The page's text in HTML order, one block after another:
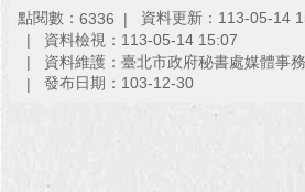
點閱數： 6336
資料更新：113-05-14
資料檢視：113-05-14 15:07
資料維護：臺北市政府秘書處媒體事
發布日期：103-12-30